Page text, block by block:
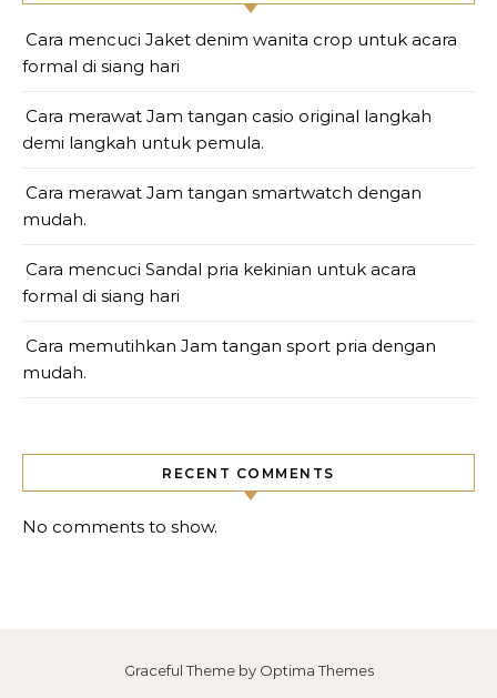
Cara mencuci Jaket denim wanita crop untuk acara
formal di siang hari
Cara merawat Jam tangan casio original langkah
demi langkah untuk pemula.
Cara merawat Jam tangan smartwatch dengan
mudah.
Cara mencuci Sandal pria kekinian untuk acara
formal di siang hari
Cara memutihkan Jam tangan sport pria dengan
mudah.
RECENT COMMENTS
No comments to show.
Graceful Theme by Optima Themes